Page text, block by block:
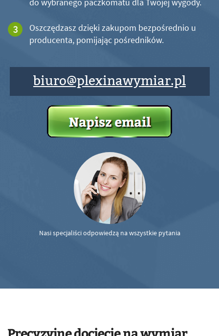
Oszczędzasz dzięki zakupom bezpośrednio u
producenta, pomijając pośredników.
biuro@plexinawymiar.pl
Nasi specjaliści odpowiedzą na wszystkie pytania